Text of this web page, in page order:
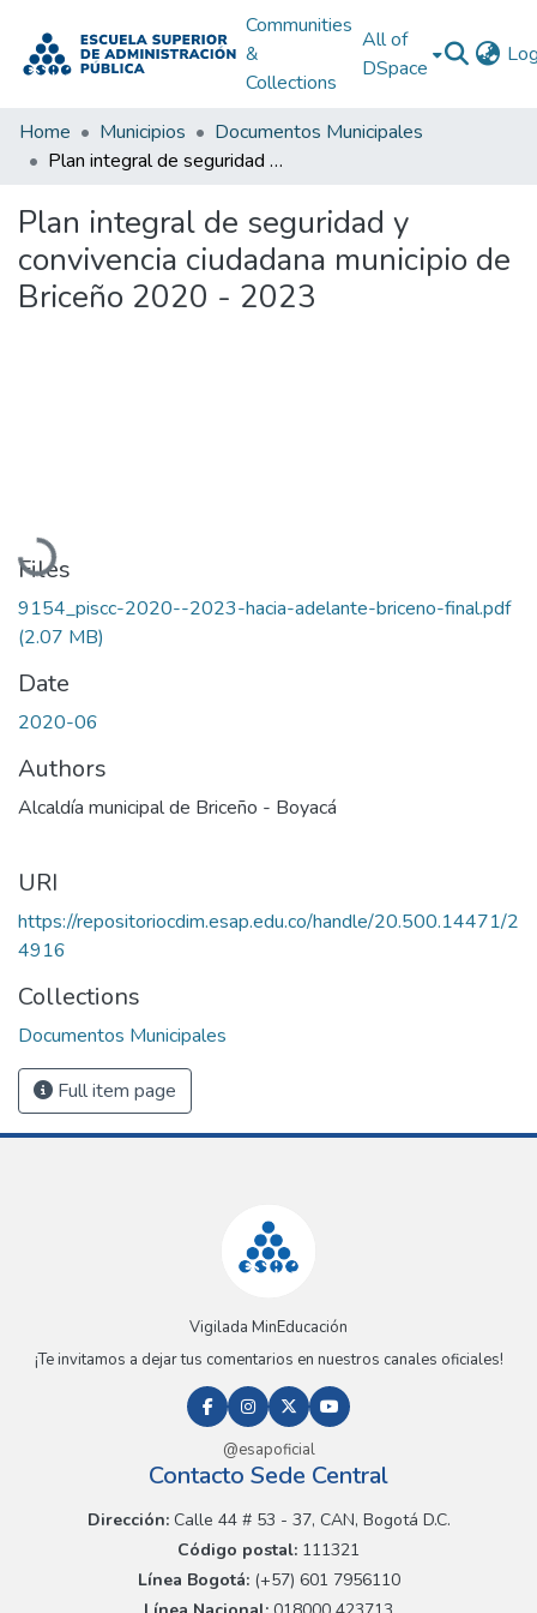
Communities
&
Collections
All of
DSpace
Home Municipios
Documentos Municipales
Plan integral de seguridad y convivencia ciudadana municipio de Briceño 2020 - 2023
Plan integral de seguridad y
convivencia ciudadana municipio de
Briceño 2020 - 2023
Loading...
Files
9154_piscc-2020--2023-hacia-adelante-briceno-final.pdf
(2.07 MB)
Date
2020-06
Authors
Alcaldía municipal de Briceño - Boyacá
URI
https://repositoriocdim.esap.edu.co/handle/20.500.14471/2
4916
Collections
Documentos Municipales
Full item page
Vigilada MinEducación
¡Te invitamos a dejar tus comentarios en nuestros canales oficiales!
@esapoficial
Contacto Sede Central
Dirección:Calle 44 # 53 - 37, CAN, Bogotá D.C.
Código postal: 111321
Línea Bogotá:(+57) 601 7956110